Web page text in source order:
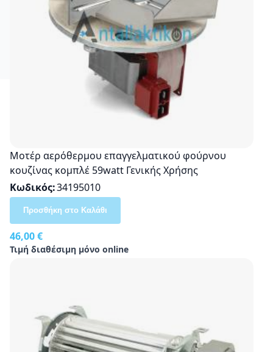
Μοτέρ αερόθερμου επαγγελματικού φούρνου
κουζίνας κομπλέ 59watt Γενικής Χρήσης
Κωδικός 34195010
46,00 €
Τιμή διαθέσιμη μόνο online
Προσθήκη στο Καλάθι